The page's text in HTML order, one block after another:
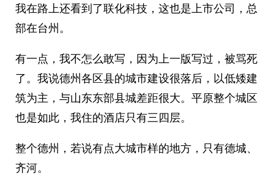
我在路上还看到了联化科技，这也是上市公司，总
部在台州。
有一点，我不怎么敢写，因为上一版写过，被骂死
了。我说德州各区县的城市建设很落后，以低矮建
筑为主，与山东东部县城差距很大。平原整个城区
也是如此，我住的酒店只有三四层。
整个德州，若说有点大城市样的地方，只有德城、
齐河。